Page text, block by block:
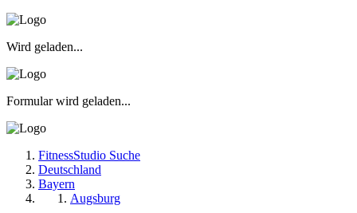
Wird geladen...
Formular wird geladen...
FitnessStudio Suche
Deutschland
Bayern
Augsburg